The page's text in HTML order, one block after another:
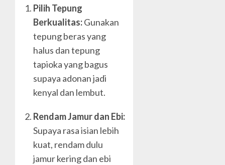
Pilih Tepung
Berkualitas:Gunakan
tepung beras yang
halus dan tepung
tapioka yang bagus
supaya adonan jadi
kenyal dan lembut.
Rendam Jamur dan Ebi:
Supaya rasa isian lebih
kuat, rendam dulu
jamur kering dan ebi